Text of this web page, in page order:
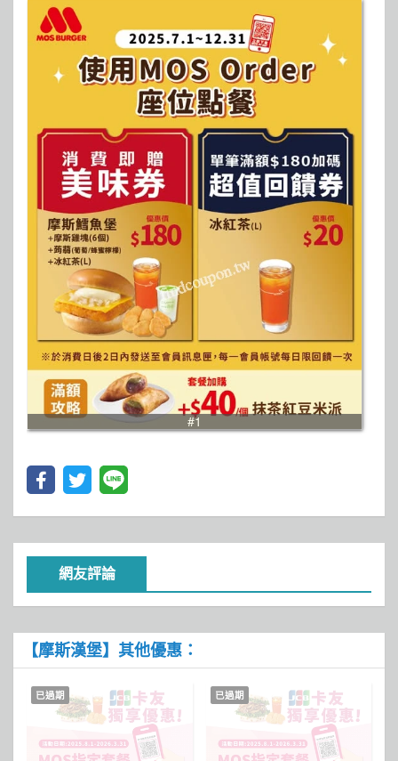
#1
網友評論
【摩斯漢堡】其他優惠：
已過期 已過期